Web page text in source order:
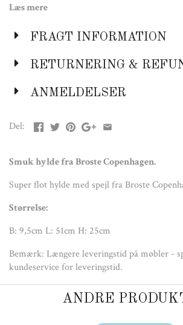
Bemærk: Længere leveringstid på
kundeservice for
Læs mere
FRAGT INFORMATION
RETURNERING &
ANMELDELSER
Del:
Smuk hylde fra Broste Copenhagen.
Super flot hylde med spejl fra Broste
Størrelse:
B: 9,5cm L: 51cm H: 25cm
Bemærk: Længere leveringstid på møbler -
kundeservice for leveringstid.
ANDRE